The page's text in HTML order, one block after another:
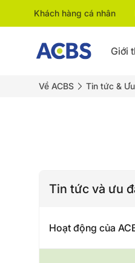
Khách hàng cá nhân
Giới
Về ACBS Tin tức &
Tin tức và ưu
Hoạt động của